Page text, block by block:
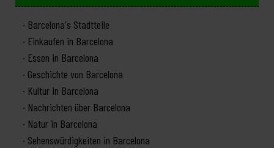
Barcelona's Stadtteile
Einkaufen in Barcelona
Essen in Barcelona
Geschichte von Barcelona
Kultur in Barcelona
Nachrichten über Barcelona
Natur in Barcelona
Sehenswürdigkeiten in Barcelona